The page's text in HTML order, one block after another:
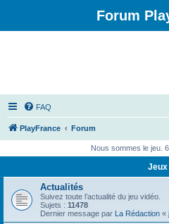
Forum
FAQ
PlayFrance Forum
Nous sommes le jeu.
Jeux
Actualités
Suivez toute l’actualité du jeu vidéo.
Sujets : 11478
Dernier message par La Rédaction «